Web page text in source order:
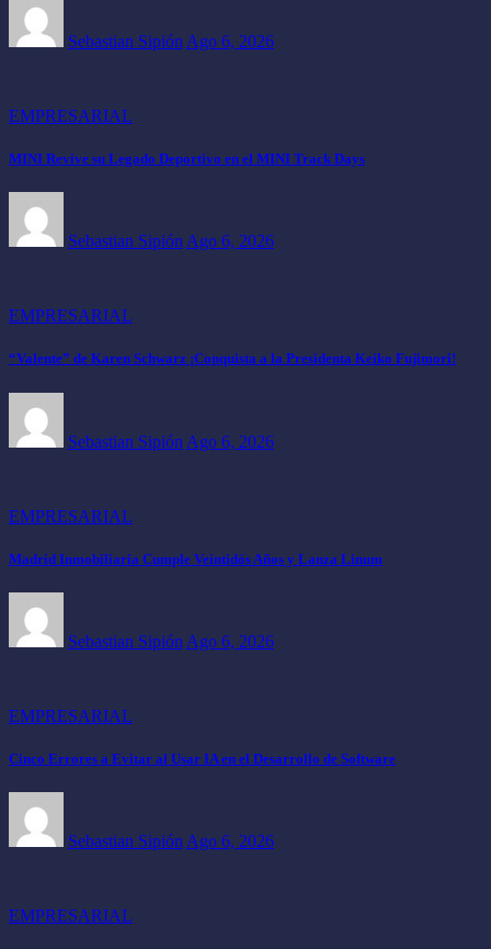
Sebastian Sipión Ago 6, 2026
EMPRESARIAL
MINI Revive su Legado Deportivo en el MINI Track Days
Sebastian Sipión Ago 6, 2026
EMPRESARIAL
“Valente” de Karen Schwarz ¡Conquista a la Presidenta Keiko Fujimori!
Sebastian Sipión Ago 6, 2026
EMPRESARIAL
Madrid Inmobiliaria Cumple Veintidós Años y Lanza Linum
Sebastian Sipión Ago 6, 2026
EMPRESARIAL
Cinco Errores a Evitar al Usar IA en el Desarrollo de Software
Sebastian Sipión Ago 6, 2026
EMPRESARIAL